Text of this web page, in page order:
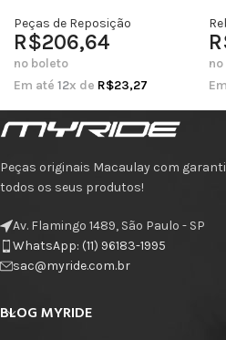
Peças de Reposição
R$206,64
no boleto
Em até 12x de R$23,27
Peças originais Macaulay com
todos os seus produtos!
Av. Flamingo 1489, São Paulo - SP
WhatsApp: (11) 96183-1995
sac@myride.com.br
BLOG MYRIDE